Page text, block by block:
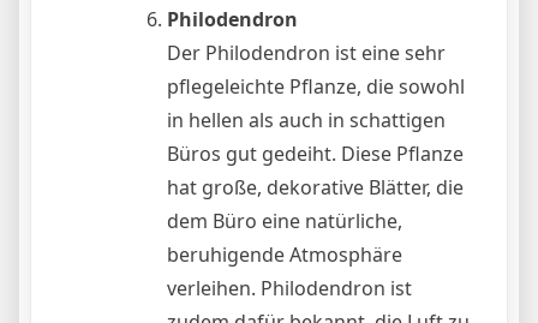
Philodendron
Der Philodendron ist eine sehr
pflegeleichte Pflanze, die sowohl
in hellen als auch in schattigen
Büros gut gedeiht. Diese Pflanze
hat große, dekorative Blätter, die
dem Büro eine natürliche,
beruhigende Atmosphäre
verleihen. Philodendron ist